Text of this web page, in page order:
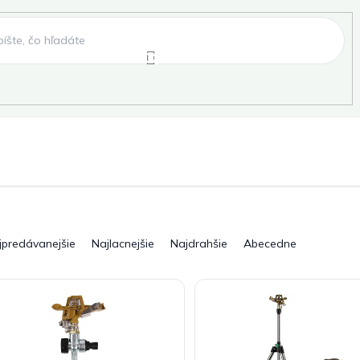
Záhradné grily a ohniská
Pre deti Novinky
Najlacnejšie Najdrahšie Abecedne